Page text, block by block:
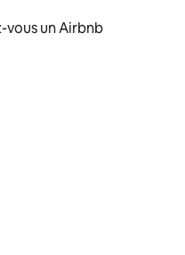
vous un Airbnb